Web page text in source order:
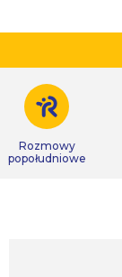
Rozmowy
popołudniowe